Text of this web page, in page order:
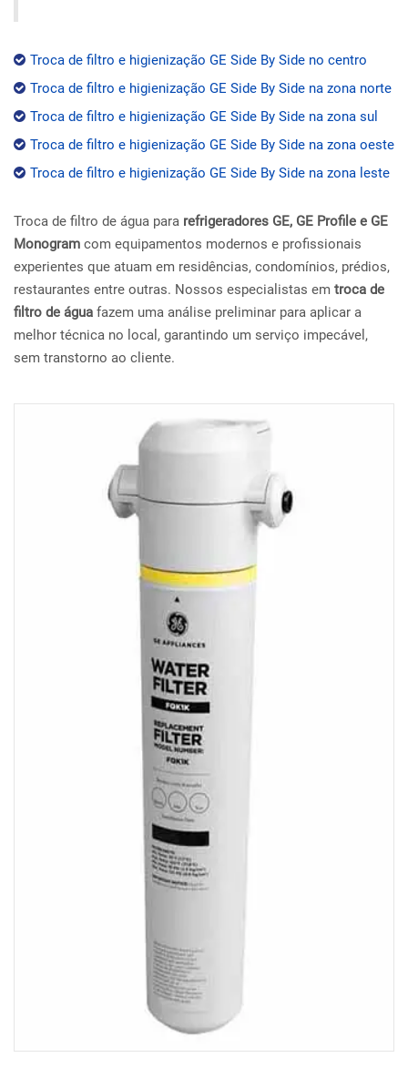
Troca de filtro e higienização GE Side By Side no centro
Troca de filtro e higienização GE Side By Side na zona norte
Troca de filtro e higienização GE Side By Side na zona sul
Troca de filtro e higienização GE Side By Side na zona oeste
Troca de filtro e higienização GE Side By Side na zona leste
Troca de filtro de água para refrigeradores GE, GE Profile e GE
Monogram com equipamentos modernos e profissionais
experientes que atuam em residências, condomínios, prédios,
restaurantes entre outras. Nossos especialistas em troca de
filtro de água fazem uma análise preliminar para aplicar a
melhor técnica no local, garantindo um serviço impecável,
sem transtorno ao cliente.